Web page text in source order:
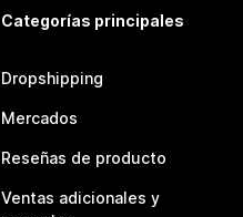
Categorías principales
Dropshipping
Mercados
Reseñas de producto
Ventas adicionales y